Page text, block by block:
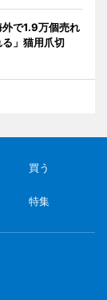
外で1.9万個売れ
」猫用爪切
買う
特集